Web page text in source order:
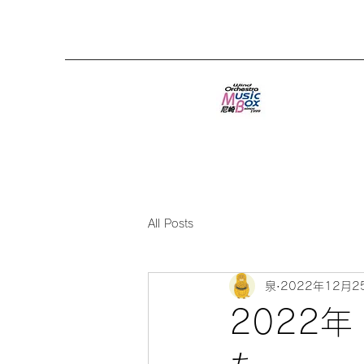
All Posts
2022年
泉 2022年12月